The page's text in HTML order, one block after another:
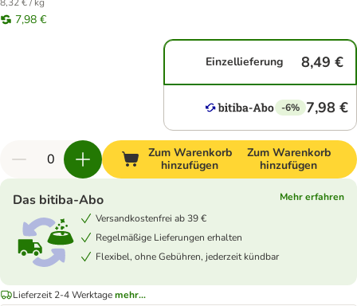
7,98 €
Einzellieferung 8,49 €
-6% 7,98 €
Zum Warenkorb
hinzufügen
Zum Warenkorb
hinzufügen
Das bitiba-Abo
Mehr erfahren
Versandkostenfrei ab 39 €
Regelmäßige Lieferungen erhalten
Flexibel, ohne Gebühren, jederzeit kündbar
Lieferzeit 2-4 Werktagemehr...